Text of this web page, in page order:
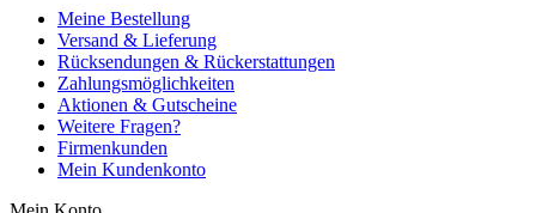
Meine Bestellung
Versand & Lieferung
Rücksendungen & Rückerstattungen
Zahlungsmöglichkeiten
Aktionen & Gutscheine
Weitere Fragen?
Firmenkunden
Mein Kundenkonto